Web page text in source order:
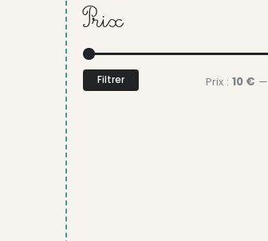
Prix
Filtrer Prix : 10 € —